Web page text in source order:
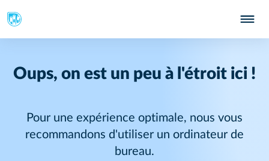
Oups, on est un peu à l'étroit ici !
Pour une expérience optimale, nous vous
recommandons d'utiliser un ordinateur de
bureau.